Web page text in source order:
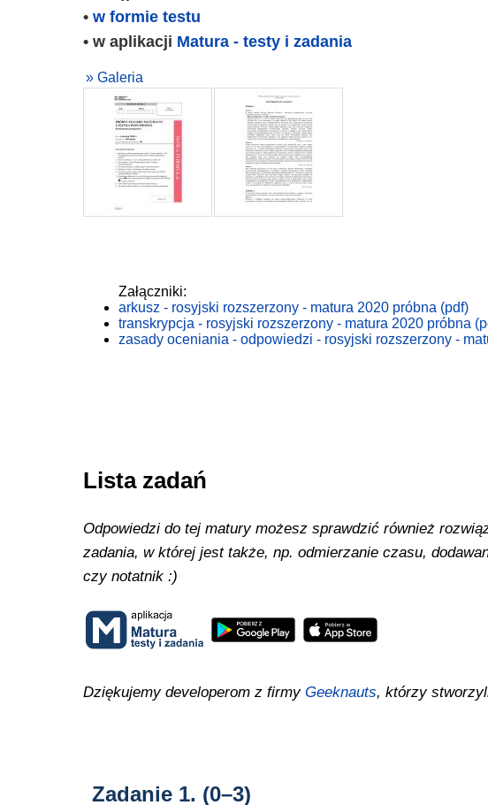
• w formie testu
• w aplikacji Matura - testy i zadania
» Galeria
Załączniki:
arkusz - rosyjski rozszerzony - matura 2020 próbna (pdf)
transkrypcja - rosyjski rozszerzony - matura 2020 próbna
zasady oceniania - odpowiedzi - rosyjski rozszerzony -
Lista zadań
Odpowiedzi do tej matury możesz sprawdzić również
zadania, w której jest także, np. odmierzanie czasu,
czy notatnik :)
Dziękujemy developerom z firmy Geeknauts, którzy
Zadanie 1. (0–3)